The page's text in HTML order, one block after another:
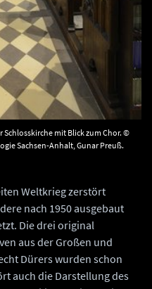
mit Blick zum Chor. ©
Sachsen-Anhalt, Gunar Preuß.
Weltkrieg zerstört
nach 1950 ausgebaut
Die drei original
aus der Großen und
Dürers wurden schon
auch die Darstellung des